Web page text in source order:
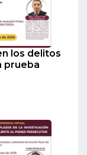
los delitos
prueba